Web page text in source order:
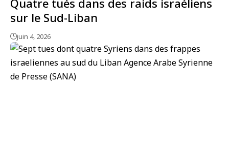
Quatre tués dans des raids israéliens
sur le Sud-Liban
juin 4, 2026